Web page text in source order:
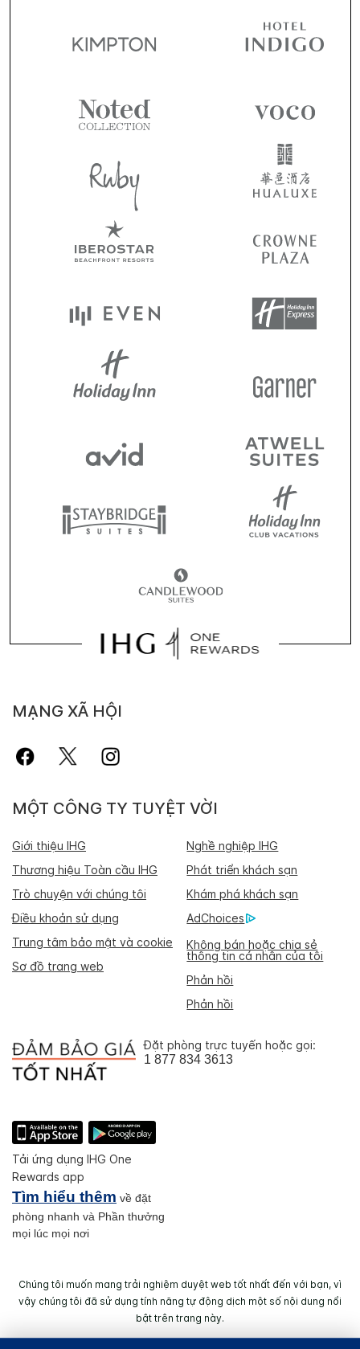
MẠNG XÃ HỘI
MỘT CÔNG TY TUYỆT VỜI
Giới thiệu IHG
Nghề nghiệp IHG
Thương hiệu Toàn cầu IHG
Phát triển khách sạn
Trò chuyện với chúng tôi
Khám phá khách sạn
Điều khoản sử dụng
AdChoices
Trung tâm bảo mật và cookie
Không bán hoặc chia sẻ
thông tin cá nhân của tôi
Sơ đồ trang web
Phản hồi
Phản hồi
Đặt phòng trực tuyến hoặc gọi:
1 877 834 3613
Tải ứng dụng IHG One
Rewards app
Tìm hiểu thêm về đặt
phòng nhanh và Phần thưởng
mọi lúc mọi nơi
Chúng tôi muốn mang trải nghiệm duyệt web tốt nhất đến với bạn, vì
vậy chúng tôi đã sử dụng tính năng tự động dịch một số nội dung nổi
bật trên trang này.